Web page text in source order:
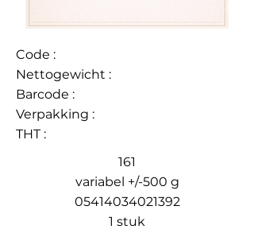
Code :
Nettogewicht :
Barcode :
Verpakking :
THT :
161
variabel +/-500 g
05414034021392
1 stuk